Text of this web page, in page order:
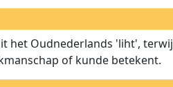
het Oudnederlands 'liht',
of kunde betekent.